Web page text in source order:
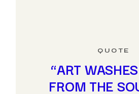
“ART
FROM THE